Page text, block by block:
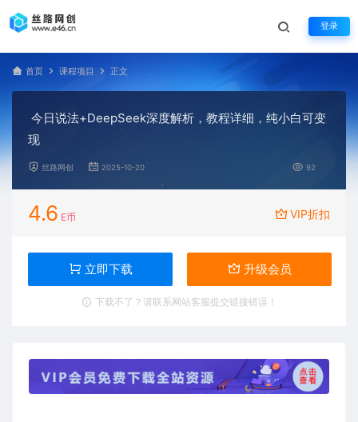
登录
首页 课程项目 正文
今日说法+DeepSeek深度解析，教程详细，纯小白可变
现
丝路网创 2025-10-20 92
4.6 E币 VIP折扣
立即下载 升级会员
下载不了？请联系网站客服提交链接错误！